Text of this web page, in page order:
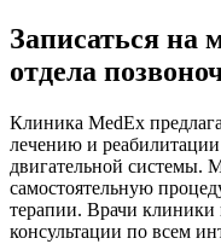
Записаться на
отдела
Клиника MedEx
лечению и
двигательной системы.
самостоятельную
терапии. Врачи клиники
консультации по всем